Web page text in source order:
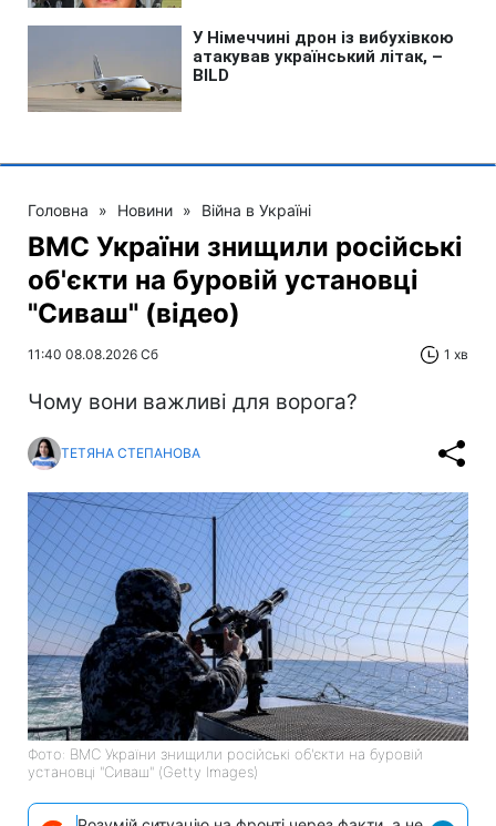
Головна » Новини » Війна в Україні
ВМС України знищили російські
об'єкти на буровій установці
"Сиваш" (відео)
11:40 08.08.2026 Сб 1 хв
Чому вони важливі для ворога?
ТЕТЯНА СТЕПАНОВА
Фото: ВМС України знищили російські об'єкти на буровій
установці "Сиваш" (Getty Images)